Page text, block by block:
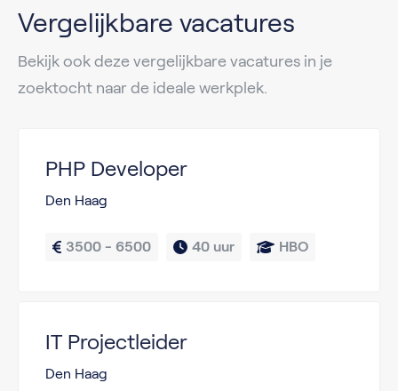
Vergelijkbare vacatures
Bekijk ook deze vergelijkbare vacatures in je
zoektocht naar de ideale werkplek.
PHP Developer
Den Haag
3500 - 6500 40 uur HBO
IT Projectleider
Den Haag